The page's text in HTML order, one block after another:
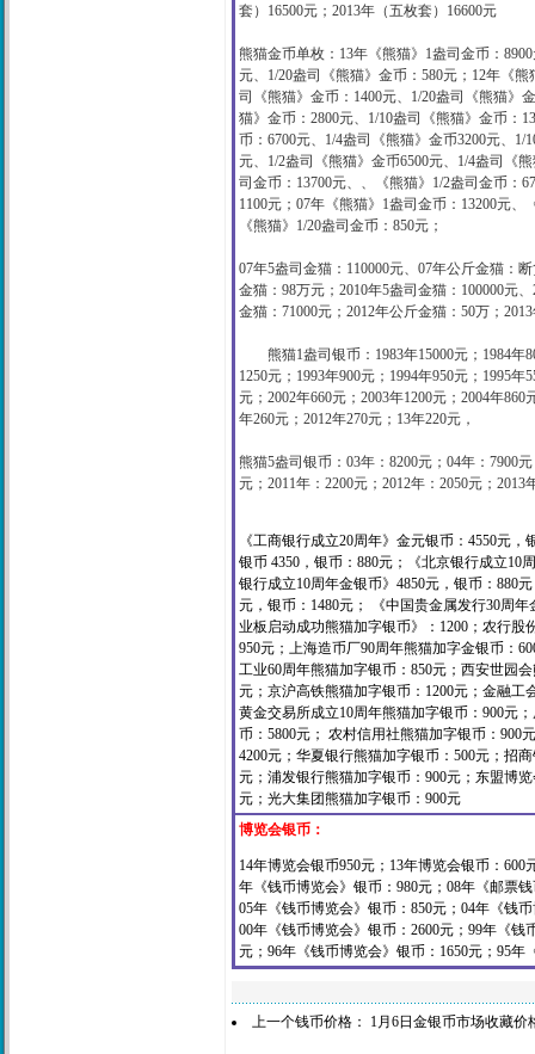
套） 16500元； 2013年（五枚套）16600元
熊猫金币单枚： 13年《熊猫》 1盎司金币： 8900
元
1/20盎司《熊猫》金币：580元 ； 12年《熊
司《熊猫》金币： 1400元 1/20盎司《熊猫》
猫》金币：2800元、1/10盎司《熊猫》金币：
币： 6700元 1/4盎司《熊猫》金币3200元
1/
元
1/2盎司《熊猫》金币6500元 1/4盎司《
司金币： 13700元 《熊猫》 1/2盎司金币：
1100元； 07年《熊猫》 1盎司金币： 13200元
《熊猫》 1/20盎司金币： 850元；
07年5盎司金猫： 110000元 07年公斤金猫 ：
金猫：98万元； 2010年5盎司金猫： 100000元
金猫：71000元；2012年公斤金猫：50万；
熊猫1盎司银币： 1983年15000元； 1984年
1250元； 1993年900元； 1994年950元； 1995年
元； 2002年660元； 2003年1200元； 2004年860
年260元； 2012年270元； 13年220元，
熊猫5盎司银币： 03年： 8200元； 04年： 7900
元； 2011年： 2200元； 2012年：2050元；2013
《工商银行成立20周年》金元银币：4550元
银币 4350，银币：880元；《北京银行成立10
银行成立10周年金银币》4850元，银币：880
元，银币：1480元； 《中国贵金属发行30周
业板启动成功熊猫加字银币》：1200； 农行股
950元；上海造币厂90周年熊猫加字金银币：
工业60周年熊猫加字银币：850元；西安世园
元；京沪高铁熊猫加字银币：1200元；金融工
黄金交易所成立10周年熊猫加字银币：900元；
币：5800元； 农村信用社熊猫加字银币：900
4200元；华夏银行熊猫加字银币：500元；招
元；浦发银行熊猫加字银币：900元；东盟博
元；光大集团熊猫加字银币：900元
博览会银币：
14年博览会银币950元；13年博览会银币：
年《钱币博览会》银币：980元；08年《邮票
05年《钱币博览会》银币：850元；04年《钱
00年《钱币博览会》银币：2600元；99年《
元；96年《钱币博览会》银币：1650元；95年
上一个钱币价格： 1月6日金银币市场收藏价